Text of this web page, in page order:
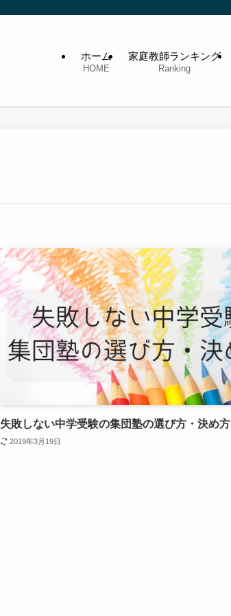
ホーム
HOME
家庭教師ランキング
Ranking
失敗しない中学受験の集団塾の選び方・決め方
2019年3月19日